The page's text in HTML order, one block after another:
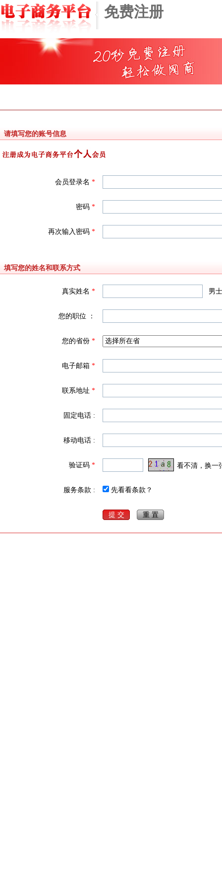
免费注册
请填写您的账号信息
会员登录名 *
密码 *
再次输入密码 *
填写您的姓名和联系方式
真实姓名 * 男士
您的职位 ：
您的省份 *
电子邮箱 *
联系地址 *
固定电话 :
移动电话 :
验证码 * 看不清，换一
服务条款 : 先看看条款？